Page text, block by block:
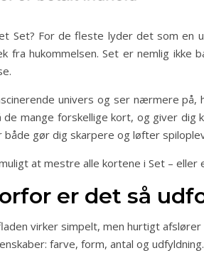
Set? For de fleste lyder det som
fra hukommelsen. Set er nemlig
univers og ser nærmere
mange forskellige kort, og giver
gør dig skarpere og løfter
at mestre alle kortene i Set –
er det så
virker simpelt, men hurtigt
farve, form, antal og udfyldning.